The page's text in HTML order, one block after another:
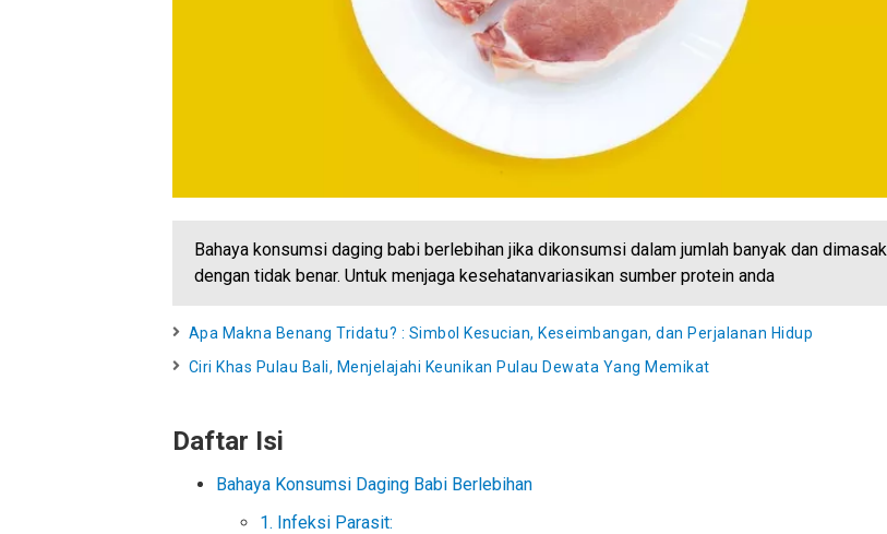
Bahaya konsumsi daging babi berlebihan jika dikonsumsi dalam jumlah banyak dan dimasak
dengan tidak benar. Untuk menjaga kesehatanvariasikan sumber protein anda
Apa Makna Benang Tridatu? : Simbol Kesucian, Keseimbangan, dan Perjalanan Hidup
Ciri Khas Pulau Bali, Menjelajahi Keunikan Pulau Dewata Yang Memikat
Daftar Isi
Bahaya Konsumsi Daging Babi Berlebihan
1. Infeksi Parasit: